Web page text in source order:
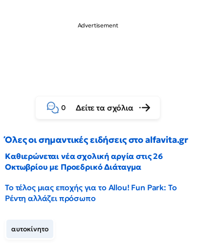
0 Δείτε τα σχόλια
Όλες οι σημαντικές ειδήσεις στο alfavita.gr
Καθιερώνεται νέα σχολική αργία στις 26
Οκτωβρίου με Προεδρικό Διάταγμα
Το τέλος μιας εποχής για το Allou! Fun Park: Το
Ρέντη αλλάζει πρόσωπο
αυτοκίνητο